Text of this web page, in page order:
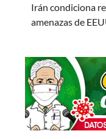
Irán condiciona
amenazas de